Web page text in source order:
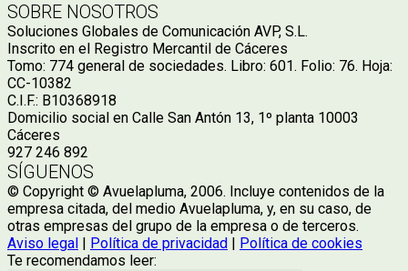
SOBRE NOSOTROS
Soluciones Globales de Comunicación AVP, S.L.
Inscrito en el Registro Mercantil de Cáceres
Tomo: 774 general de sociedades. Libro: 601. Folio: 76. Hoja:
CC-10382
C.I.F.: B10368918
Domicilio social en Calle San Antón 13, 1º planta 10003
Cáceres
927 246 892
SÍGUENOS
© Copyright © Avuelapluma, 2006. Incluye contenidos de la
empresa citada, del medio Avuelapluma, y, en su caso, de
otras empresas del grupo de la empresa o de terceros.
Aviso legal | Política de privacidad | Política de cookies
Te recomendamos leer: